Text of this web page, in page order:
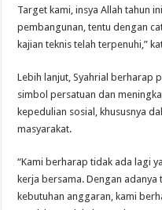
Target kami, insya Allah tahun
pembangunan, tentu dengan
kajian teknis telah terpenuhi,”
Lebih lanjut, Syahrial berharap
simbol persatuan dan
kepedulian sosial, khususnya
masyarakat.
“Kami berharap tidak ada lagi
kerja bersama. Dengan
kebutuhan anggaran, kami